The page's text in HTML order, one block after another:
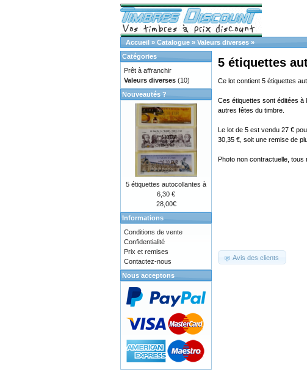
Accueil » Catalogue » Valeurs diverses »
5 étiquettes
Ce lot contient 5 étiquettes
Ces étiquettes sont éditées à
autres fêtes du timbre.
Le lot de 5 est vendu 27 €
30,35 €, soit une remise de
Photo non contractuelle, tous
Avis des clients
Catégories
Prêt à affranchir
Valeurs diverses (10)
Nouveautés ?
5 étiquettes autocollantes à
6,30 €
28,00€
Informations
Conditions de vente
Confidentialité
Prix et remises
Contactez-nous
Nous acceptons